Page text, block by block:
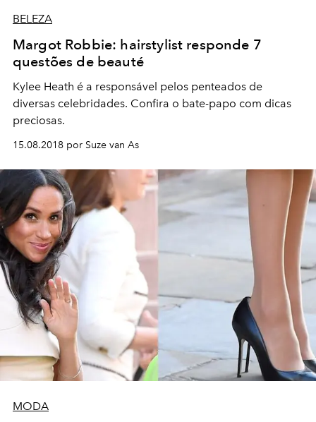
BELEZA
Margot Robbie: hairstylist responde 7
questões de beauté
Kylee Heath é a responsável pelos penteados de
diversas celebridades. Confira o bate-papo com dicas
preciosas.
15.08.2018 por Suze van As
MODA